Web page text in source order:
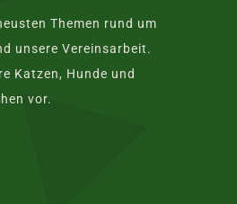
Themen rund um
unsere Vereinsarbeit.
Katzen, Hunde und
vor.